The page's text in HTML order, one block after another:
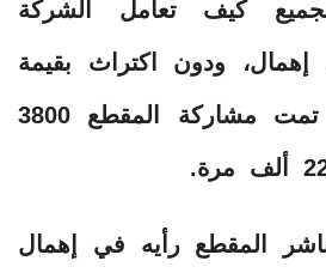
كيف تعامل الشركة
إهمال، ودون اكتراث بقيمة
الأغراض، وبالفعل تمت مشاركة المقطع 3800
المقطع رأيه في إهمال